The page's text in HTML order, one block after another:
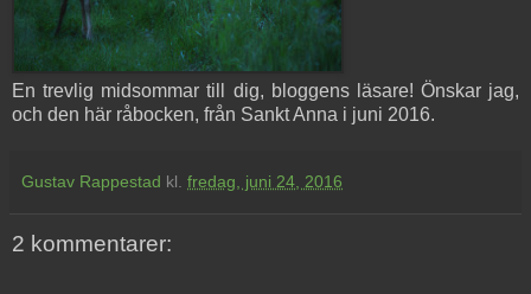
En trevlig midsommar till dig, bloggens läsare! Önskar jag,
och den här råbocken, från Sankt Anna i juni 2016.
Gustav Rappestad kl. fredag, juni 24, 2016
2 kommentarer: